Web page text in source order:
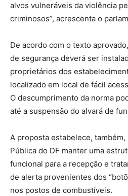
alvos vulneráveis da violência
criminosos”, acrescenta o
De acordo com o texto
de segurança deverá ser
proprietários dos
localizado em local de fácil
O descumprimento da norma
até a suspensão do alvará de
A proposta estabelece, também,
Pública do DF manter uma
funcional para a recepção e
de alerta provenientes dos
nos postos de combustíveis.